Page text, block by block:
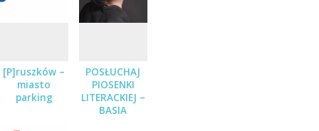
[P]ruszków –
miasto
parking
POSŁUCHAJ
PIOSENKI
LITERACKIEJ –
BASIA